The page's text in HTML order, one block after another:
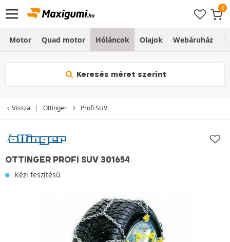
Motor Quad motor Hóláncok Olajok Webáruház
Keresés méret szerint
Vissza Ottinger Profi SUV
OTTINGER PROFI SUV 301654
Kézi feszítésű